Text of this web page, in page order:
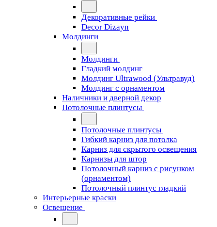
Декоративные рейки
Decor Dizayn
Молдинги
Молдинги
Гладкий молдинг
Молдинг Ultrawood (Ультравуд)
Молдинг с орнаментом
Наличники и дверной декор
Потолочные плинтусы
Потолочные плинтусы
Гибкий карниз для потолка
Карниз для скрытого освещения
Карнизы для штор
Потолочный карниз с рисунком
(орнаментом)
Потолочный плинтус гладкий
Интерьерные краски
Освещение